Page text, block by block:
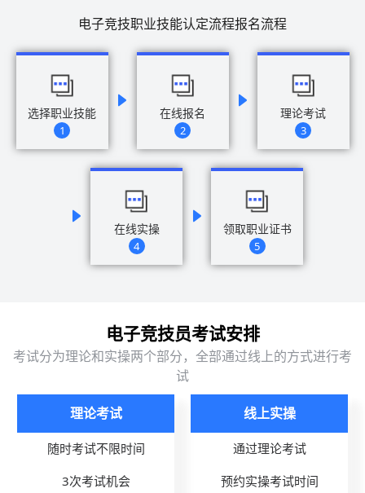
电子竞技职业技能认定流程报名流程
选择职业技能
1
在线报名
2
理论考试
3
在线实操
4
领取职业证书
5
电子竞技员考试安排
考试分为理论和实操两个部分，全部通过线上的方式进行考
试
理论考试
随时考试不限时间
3次考试机会
线上实操
通过理论考试
预约实操考试时间